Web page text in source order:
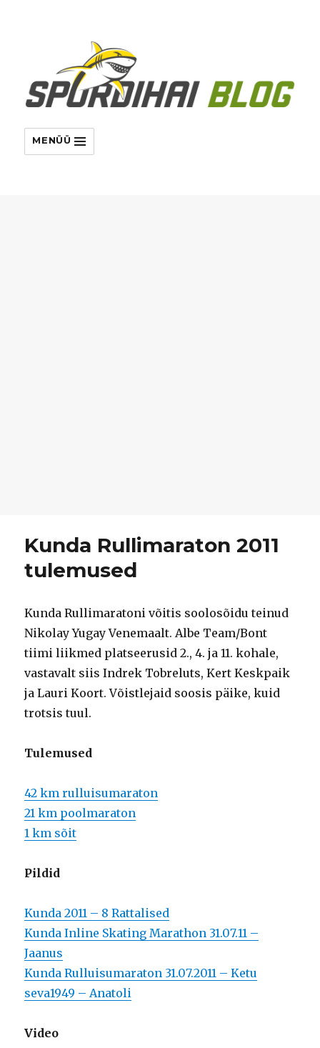
MENÜÜ
Kunda Rullimaraton 2011
tulemused
Kunda Rullimaratoni võitis soolosõidu teinud
Nikolay Yugay Venemaalt. Albe Team/Bont
tiimi liikmed platseerusid 2., 4. ja 11. kohale,
vastavalt siis Indrek Tobreluts, Kert Keskpaik
ja Lauri Koort. Võistlejaid soosis päike, kuid
trotsis tuul.
Tulemused
42 km rulluisumaraton
21 km poolmaraton
1 km sõit
Pildid
Kunda 2011 – 8 Rattalised
Kunda Inline Skating Marathon 31.07.11 –
Jaanus
Kunda Rulluisumaraton 31.07.2011 – Ketu
seva1949 – Anatoli
Video